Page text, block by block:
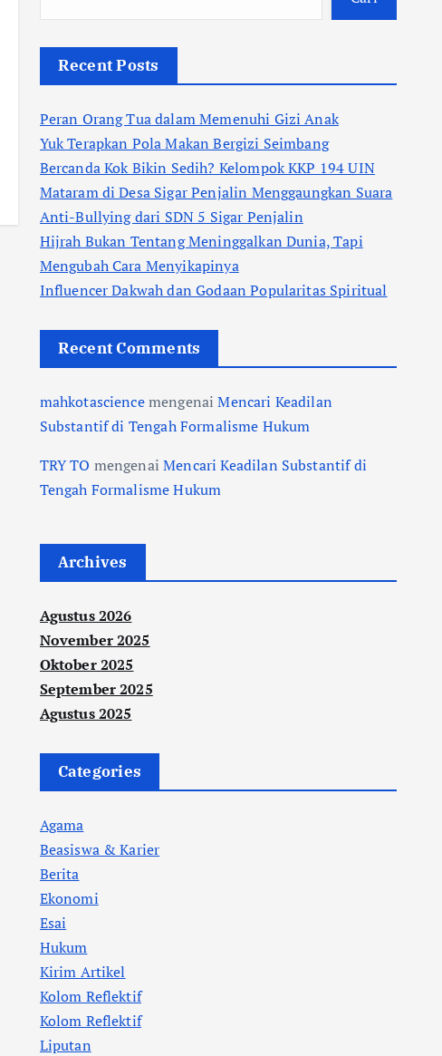
Recent Posts
Peran Orang Tua dalam Memenuhi Gizi Anak
Yuk Terapkan Pola Makan Bergizi Seimbang
Bercanda Kok Bikin Sedih? Kelompok KKP 194 UIN
Mataram di Desa Sigar Penjalin Menggaungkan Suara
Anti-Bullying dari SDN 5 Sigar Penjalin
Hijrah Bukan Tentang Meninggalkan Dunia, Tapi
Mengubah Cara Menyikapinya
Influencer Dakwah dan Godaan Popularitas Spiritual
Recent Comments
mahkotasciencemengenaiMencari Keadilan
Substantif di Tengah Formalisme Hukum
TRY TO mengenaiMencari Keadilan Substantif di
Tengah Formalisme Hukum
Archives
Agustus 2026
November 2025
Oktober 2025
September 2025
Agustus 2025
Categories
Agama
Beasiswa & Karier
Berita
Ekonomi
Esai
Hukum
Kirim Artikel
Kolom Reflektif
Kolom Reflektif
Liputan